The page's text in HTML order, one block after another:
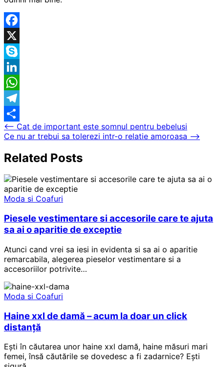
Facebook
X
Skype
LinkedIn
WhatsApp
Telegram
Partajează
Navigare
în
articole
⟵ Cat de important este somnul pentru bebelusi
Ce nu ar trebui sa tolerezi intr-o relatie amoroasa ⟶
Related Posts
Moda si Coafuri
Piesele vestimentare si accesorile care te ajuta
sa ai o aparitie de exceptie
Atunci cand vrei sa iesi in evidenta si sa ai o aparitie
remarcabila, alegerea pieselor vestimentare si a
accesoriilor potrivite…
Moda si Coafuri
Haine xxl de damă – acum la doar un click
distanță
Ești în căutarea unor haine xxl damă, haine măsuri mari
femei, însă căutările se dovedesc a fi zadarnice? Ești